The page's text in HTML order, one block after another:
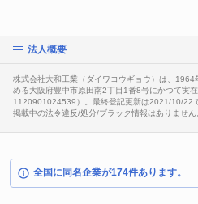
法人概要
株式会社大和工業（ダイワコウギョウ）は、
める大阪府豊中市原田南2丁目1番8号にかつて実
1120901024539）。最終登記更新は2021/10/22
掲載中の法令違反/処分/ブラック情報はありません
全国に同名企業が174件あります。